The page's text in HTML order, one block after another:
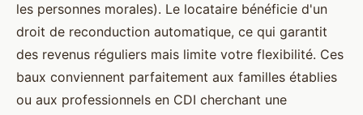
les personnes morales). Le locataire bénéficie d'un
droit de reconduction automatique, ce qui garantit
des revenus réguliers mais limite votre flexibilité. Ces
baux conviennent parfaitement aux familles établies
ou aux professionnels en CDI cherchant une